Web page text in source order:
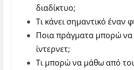
διαδίκτυο;
Τι κάνει σημαντικό έναν
Ποια πράγματα μπορώ
ίντερνετ;
Τι μπορώ να μάθω από